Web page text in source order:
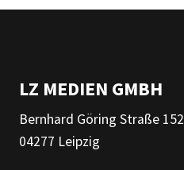
LZ MEDIEN GMBH
Bernhard Göring Straße 152
04277 Leipzig